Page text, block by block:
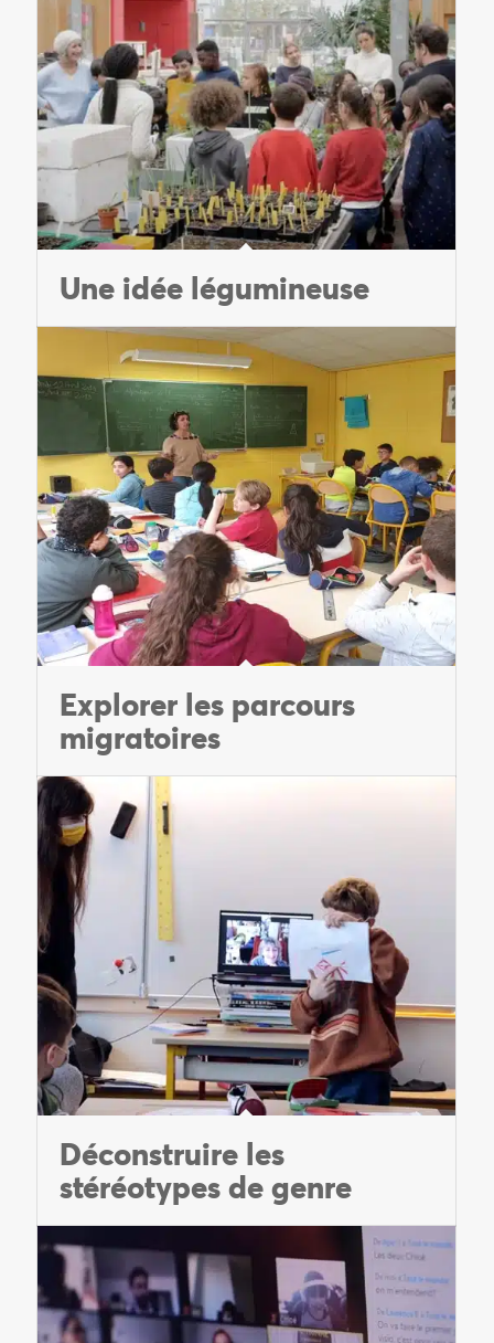
Une idée légumineuse
Explorer les parcours
migratoires
Déconstruire les
stéréotypes de genre